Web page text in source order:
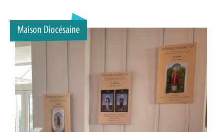
Maison Diocésaine